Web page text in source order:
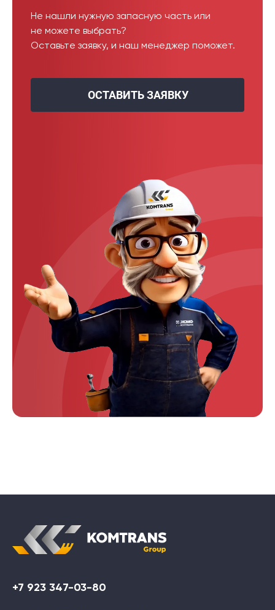
Не нашли нужную запасную часть или
не можете выбрать?
Оставьте заявку, и наш менеджер поможет.
ОСТАВИТЬ ЗАЯВКУ
+7 923 347-03-80